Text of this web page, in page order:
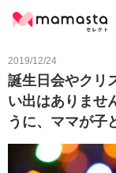
2019/12/24
誕生日会やクリ
い出はありませ
うに、ママが子